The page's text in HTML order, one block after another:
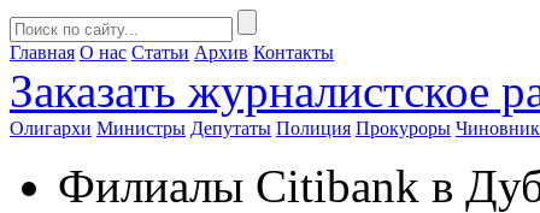
Главная О нас Статьи Архив Контакты
Заказать журналистское
Олигархи Министры Депутаты Полиция Прокуроры
Филиалы Citibank в